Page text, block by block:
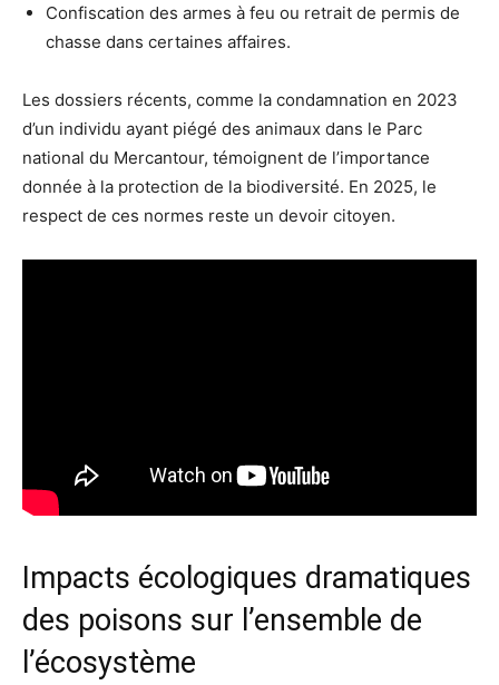
Confiscation des armes à feu ou retrait de permis de
chasse dans certaines affaires.
Les dossiers récents, comme la condamnation en 2023
d’un individu ayant piégé des animaux dans le Parc
national du Mercantour, témoignent de l’importance
donnée à la protection de la biodiversité. En 2025, le
respect de ces normes reste un devoir citoyen.
Impacts écologiques dramatiques
des poisons sur l’ensemble de
l’écosystème